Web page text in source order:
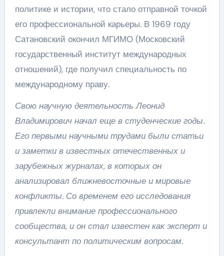
политике и истории, что стало отправной точкой
его профессиональной карьеры. В 1969 году
Сатановский окончил МГИМО (Московский
государственный институт международных
отношений), где получил специальность по
международному праву.
Свою научную деятельность Леонид
Владимирович начал еще в студенческие годы.
Его первыми научными трудами были статьи
и заметки в известных отечественных и
зарубежных журналах, в которых он
анализировал ближневосточные и мировые
конфликты. Со временем его исследования
привлекли внимание профессионального
сообщества, и он стал известен как эксперт и
консультант по политическим вопросам.